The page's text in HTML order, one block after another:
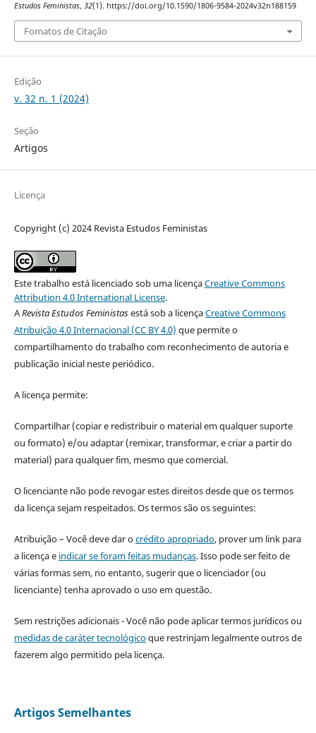
Estudos Feministas, 32(1). https://doi.org/10.1590/1806-9584-2024v32n188159
Fomatos de Citação
Edição
v. 32 n. 1 (2024)
Seção
Artigos
Licença
Copyright (c) 2024 Revista Estudos Feministas
Este trabalho está licenciado sob uma licençaCreative Commons
Attribution 4.0 International License.
ARevista Estudos Feministasestá sob a licençaCreative Commons
Atribuição 4.0 Internacional (CC BY 4.0) que permite o
compartilhamento do trabalho com reconhecimento de autoria e
publicação inicial neste periódico.
A licença permite:
Compartilhar (copiar e redistribuir o material em qualquer suporte
ou formato) e/ou adaptar (remixar, transformar, e criar a partir do
material) para qualquer fim, mesmo que comercial.
O licenciante não pode revogar estes direitos desde que os termos
da licença sejam respeitados. Os termos são os seguintes:
Atribuição – Você deve dar ocrédito apropriado, prover um link para
a licença e indicar se foram feitas mudanças. Isso pode ser feito de
várias formas sem, no entanto, sugerir que o licenciador (ou
licenciante) tenha aprovado o uso em questão.
Sem restrições adicionais - Você não pode aplicar termos jurídicos ou
medidas de caráter tecnológicoque restrinjam legalmente outros de
fazerem algo permitido pela licença.
Artigos Semelhantes